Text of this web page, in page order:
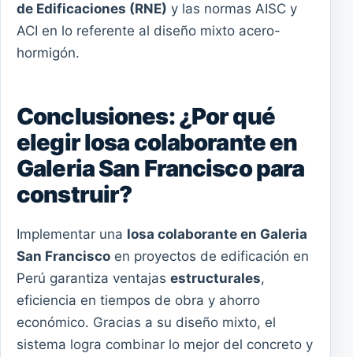
de Edificaciones (RNE) y las normas AISC y
ACI en lo referente al diseño mixto acero-
hormigón.
Conclusiones: ¿Por qué
elegir losa colaborante en
Galeria San Francisco para
construir?
Implementar una losa colaborante en Galeria
San Francisco en proyectos de edificación en
Perú garantiza ventajas estructurales,
eficiencia en tiempos de obra y ahorro
económico. Gracias a su diseño mixto, el
sistema logra combinar lo mejor del concreto y